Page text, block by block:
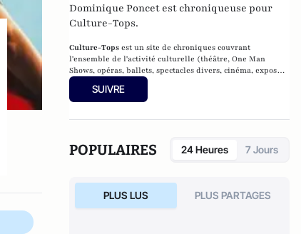
Dominique Poncet est chroniqueuse pour
Culture-Tops.
Culture-Tops est un site de chroniques couvrant
l'ensemble de l'activité culturelle (théâtre, One Man
Shows, opéras, ballets, spectacles divers, cinéma, expos,
livres, etc.).
SUIVRE
POPULAIRES 24 Heures 7 Jours
PLUS LUS PLUS PARTAGES